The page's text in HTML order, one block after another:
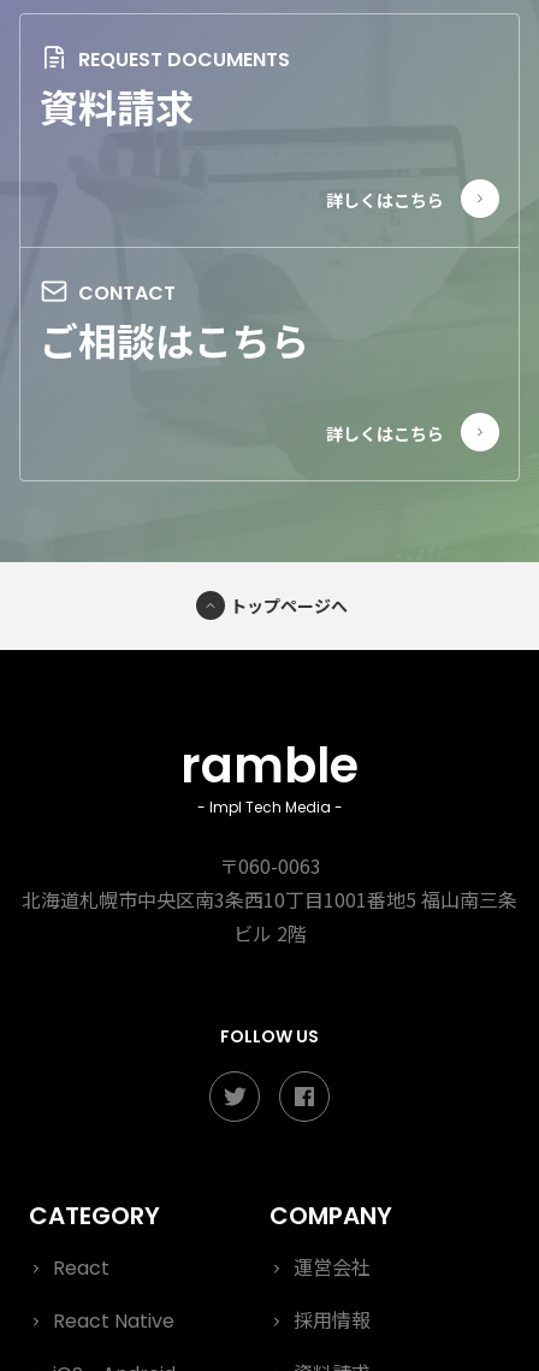
資料請求
ご相談はこちら
トップページへ
ramble
- Impl Tech Media -
〒060-0063
北海道札幌市中央区南3条西10丁目1001番地5 福山南三条
ビル 2階
FOLLOW US
React
React Native
運営会社
採用情報